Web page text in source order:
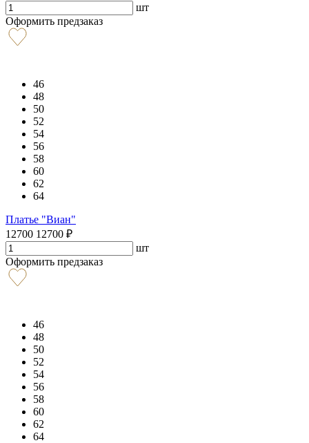
шт
Оформить предзаказ
46
48
50
52
54
56
58
60
62
64
Платье "Виан"
12700 12700 ₽
шт
Оформить предзаказ
46
48
50
52
54
56
58
60
62
64